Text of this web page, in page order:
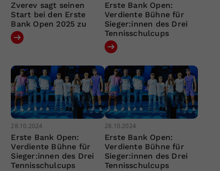
Zverev sagt seinen
Start bei den Erste
Bank Open 2025 zu
Erste Bank Open:
Verdiente Bühne für
Sieger:innen des Drei
Tennisschulcups
28.10.2024
Erste Bank Open:
Verdiente Bühne für
Sieger:innen des Drei
Tennisschulcups
28.10.2024
Erste Bank Open:
Verdiente Bühne für
Sieger:innen des Drei
Tennisschulcups